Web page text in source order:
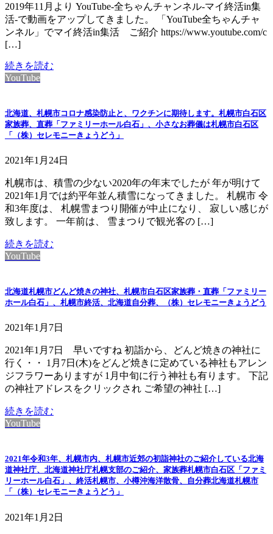
2019年11月より YouTube-全ちゃんチャンネル-マイ終活in集
活-で動画をアップしてきました。 「YouTube全ちゃんチャ
ンネル」でマイ終活in集活 ご紹介 https://www.youtube.com/c
[…]
続きを読む
YouTube
北海道、札幌市コロナ感染防止と、ワクチンに期待します。札幌市白石区
家族葬、直葬「ファミリーホール白石」、小さなお葬儀は札幌市白石区
「（株）セレモニーきょうどう」
2021年1月24日
札幌市は、積雪の少ない2020年の年末でしたが 年が明けて
2021年1月では約平年並ん積雪になってきました。 札幌市 令
和3年度は、 札幌雪まつり開催が中止になり、 寂しい感じが
致します。 一年前は、 雪まつりで観光客の […]
続きを読む
YouTube
北海道札幌市どんど焼きの神社、札幌市白石区家族葬・直葬「ファミリー
ホール白石」、札幌市終活、北海道自分葬、（株）セレモニーきょうどう
2021年1月7日
2021年1月7日 早いですね 初詣から、どんど焼きの神社に
行く・・ 1月7日(木)をどんど焼きに定めている神社もアレン
ジフラワーありますが 1月中旬に行う神社も有ります。 下記
の神社アドレスをクリックされ ご希望の神社 […]
続きを読む
YouTube
2021年令和3年、札幌市内、札幌市近郊の初詣神社のご紹介している北海
道神社庁、北海道神社庁札幌支部のご紹介、家族葬札幌市白石区「ファミ
リーホール白石」、終活札幌市、小樽沖海洋散骨、自分葬北海道札幌市
「（株）セレモニーきょうどう」
2021年1月2日